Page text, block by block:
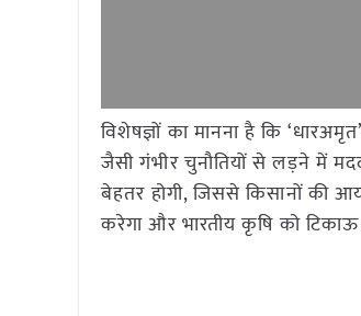
विशेषज्ञों का मानना है कि
जैसी गंभीर चुनौतियों से लड़ने में
बेहतर होगी, जिससे किसानों की
करेगा और भारतीय कृषि को टिकाऊ